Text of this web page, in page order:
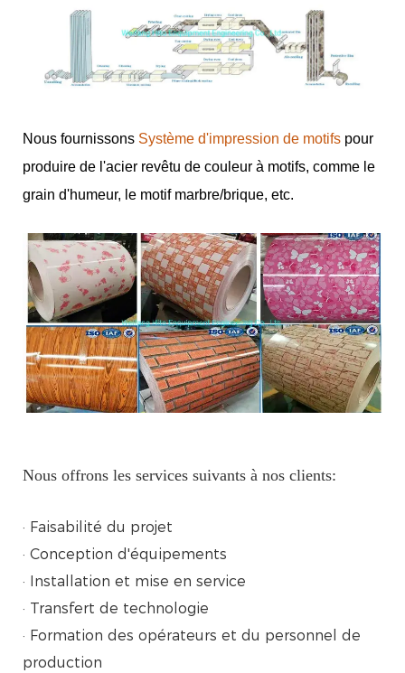
Nous fournissons Système d'impression de motifs pour
produire de l'acier revêtu de couleur à motifs, comme le
grain d'humeur, le motif marbre/brique, etc.
Nous offrons les services suivants à nos clients:
· Faisabilité du projet
· Conception d'équipements
· Installation et mise en service
· Transfert de technologie
· Formation des opérateurs et du personnel de
production